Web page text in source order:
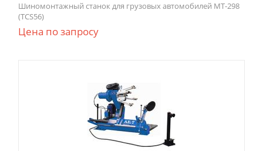
Шиномонтажный станок для грузовых автомобилей МТ-298
(TCS56)
Цена по запросу